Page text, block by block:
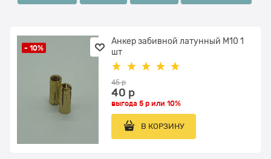
- 10%
Анкер забивной латунный М10 1
шт
45 р
40 р
выгода5 р или10%
В КОРЗИНУ